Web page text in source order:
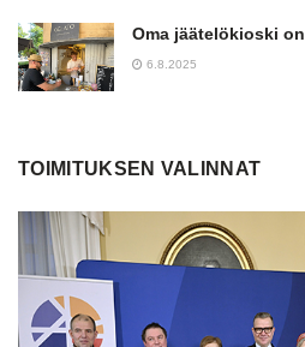
Oma jäätelökioski
6.8.2025
TOIMITUKSEN VALINNAT